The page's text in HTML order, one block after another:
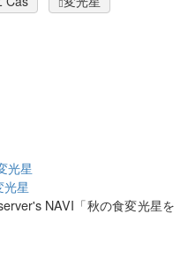
光星
光星
NAVI「秋の食変光星を